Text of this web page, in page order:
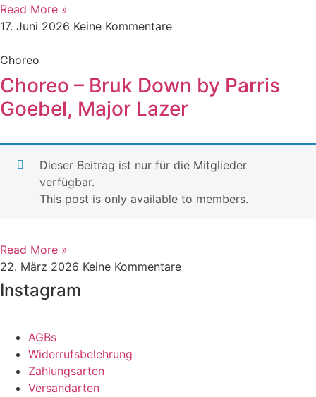
Read More »
17. Juni 2026 Keine Kommentare
Choreo
Choreo – Bruk Down by Parris
Goebel, Major Lazer
Dieser Beitrag ist nur für die Mitglieder
verfügbar.
This post is only available to members.
Read More »
22. März 2026 Keine Kommentare
Instagram
AGBs
Widerrufsbelehrung
Zahlungsarten
Versandarten